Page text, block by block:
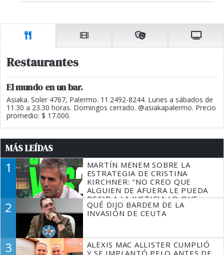
Restaurantes
El mundo en un bar.
Asiaka. Soler 4767, Palermo. 11.2492-8244. Lunes a sábados de
11.30 a 23.30 horas. Domingos cerrado. @asiakapalermo. Precio
promedio: $ 17.000.
MÁS LEÍDAS
1
MARTÍN MENEM SOBRE LA
ESTRATEGIA DE CRISTINA
KIRCHNER: "NO CREO QUE
ALGUIEN DE AFUERA LE PUEDA
DECIR A LA JUSTICIA LO QUE
TIENE QUE HACER"
2
QUÉ DIJO BARDEM DE LA
INVASIÓN DE CEUTA
3
ALEXIS MAC ALLISTER CUMPLIÓ
Y SE IMPLANTÓ PELO ANTES DE